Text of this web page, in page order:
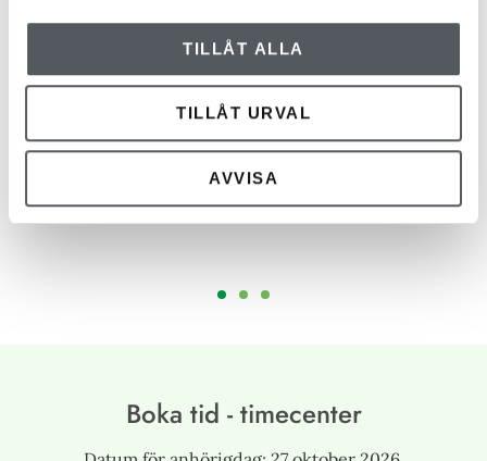
TILLÅT ALLA
TILLÅT URVAL
AVVISA
med redskap och ta med hem. Trygga bra ledare
av kursen!
Johan
Boka tid - timecenter